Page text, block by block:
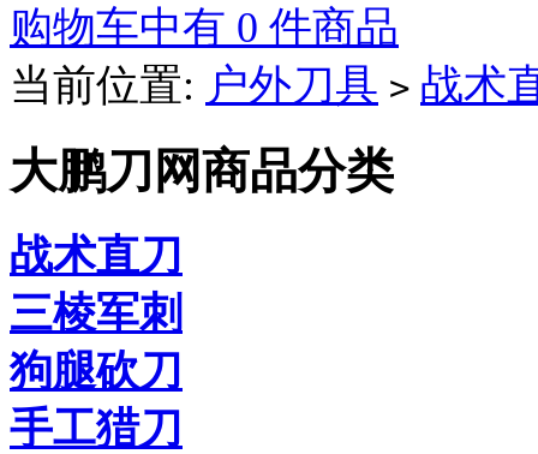
购物车中有 0 件商品
当前位置: 户外刀具 > 战术
大鹏刀网商品分类
战术直刀
三棱军刺
狗腿砍刀
手工猎刀